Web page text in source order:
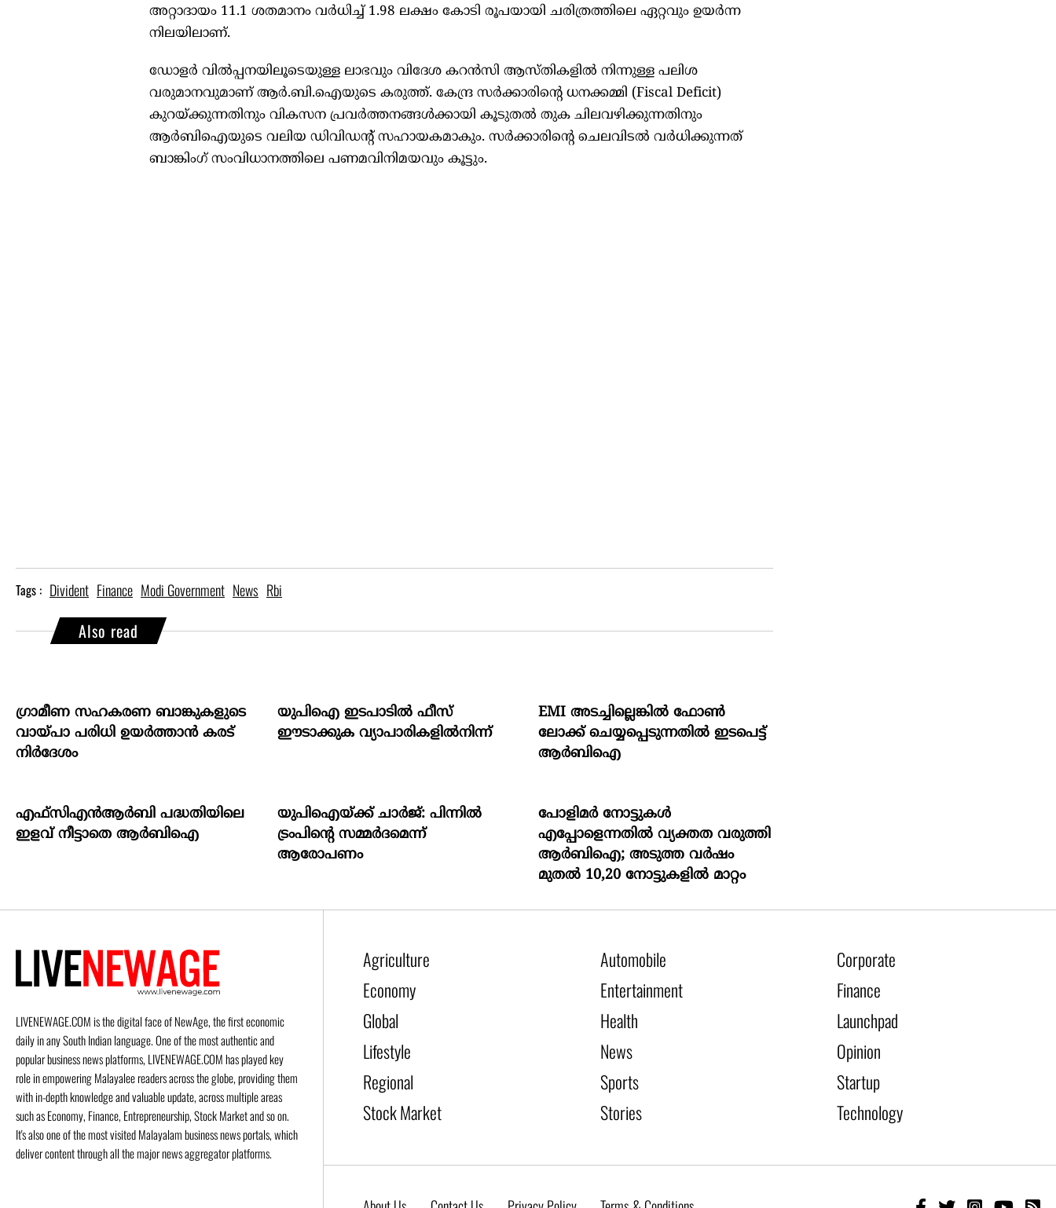
അറ്റാദായം 11.1 ശതമാനം വര്‍ധിച്ച് 1.98 ലക്ഷം കോടി രൂപയായി ചരിത്രത്തിലെ ഏറ്റവും ഉയര്‍ന്ന
നിലയിലാണ്.
ഡോളര്‍ വില്‍പ്പനയിലൂടെയുള്ള ലാഭവും വിദേശ കറന്‍സി ആസ്തികളില്‍ നിന്നുള്ള പലിശ
വരുമാനവുമാണ് ആര്‍.ബി.ഐയുടെ കരുത്ത്. കേന്ദ്ര സര്‍ക്കാരിന്റെ ധനക്കമ്മി (Fiscal Deficit)
കുറയ്ക്കുന്നതിനും വികസന പ്രവര്‍ത്തനങ്ങള്‍ക്കായി കൂടുതല്‍ തുക ചിലവഴിക്കുന്നതിനും
ആര്‍ബിഐയുടെ വലിയ ഡിവിഡന്റ് സഹായകമാകും. സര്‍ക്കാരിന്റെ ചെലവിടല്‍ വര്‍ധിക്കുന്നത്
ബാങ്കിംഗ് സംവിധാനത്തിലെ പണമവിനിമയവും കൂട്ടും.
Tags : Divident Finance Modi Government News Rbi
Also read
ഗ്രാമീണ സഹകരണ ബാങ്കുകളുടെ
വായ്പാ പരിധി ഉയർത്താൻ കരട്
നിർദേശം
യുപിഐ ഇടപാടിൽ ഫീസ്
ഈടാക്കുക വ്യാപാരികളിൽനിന്ന്
EMI അടച്ചില്ലെങ്കിൽ ഫോൺ
ലോക്ക് ചെയ്യപ്പെടുന്നതിൽ ഇടപെട്ട്
ആർബിഐ
എഫ്സിഎൻആർബി പദ്ധതിയിലെ
ഇളവ് നീട്ടാതെ ആർബിഐ
യുപിഐയ്ക്ക് ചാര്‍ജ്: പിന്നില്‍
ട്രംപിന്‍റെ സമ്മര്‍ദമെന്ന്
ആരോപണം
പോളിമർ നോട്ടുകൾ
എപ്പോളെന്നതിൽ വ്യക്തത വരുത്തി
ആർബിഐ; അടുത്ത വർഷം
മുതൽ 10,20 നോട്ടുകളിൽ മാറ്റം
LIVENEWAGE.COM is the digital face of NewAge, the first economic
daily in any South Indian language. One of the most authentic and
popular business news platforms, LIVENEWAGE.COM has played key
role in empowering Malayalee readers across the globe, providing them
with in-depth knowledge and valuable update, across multiple areas
such as Economy, Finance, Entrepreneurship, Stock Market and so on.
It's also one of the most visited Malayalam business news portals, which
deliver content through all the major news aggregator platforms.
Agriculture Automobile
Corporate
Economy
Entertainment
Finance
Global
Health
Launchpad
Lifestyle
News
Opinion
Regional
Sports
Startup
Stock Market
Stories Technology